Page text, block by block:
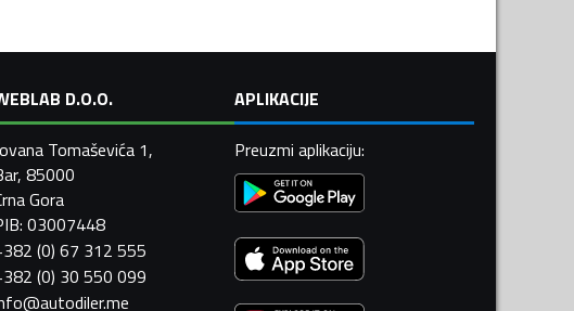
D.O.O.
Tomaševića 1,
85000
Gora
03007448
(0) 67 312 555
(0) 30 550 099
APLIKACIJE
Preuzmi aplikaciju: